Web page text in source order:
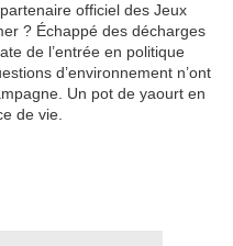
officiel des Jeux
? Échappé des décharges
de l’entrée en politique
d’environnement n’ont
Un pot de yaourt en
de vie.